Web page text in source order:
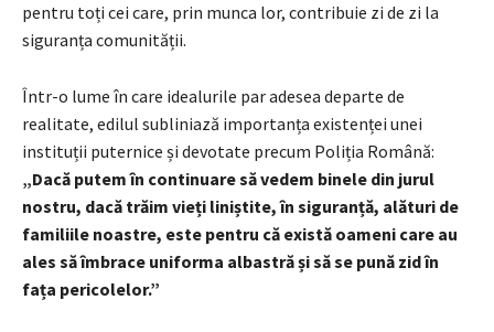
pentru toți cei care, prin munca lor, contribuie zi de zi la
siguranța comunității.
Într-o lume în care idealurile par adesea departe de
realitate, edilul subliniază importanța existenței unei
instituții puternice și devotate precum Poliția Română:
„Dacă putem în continuare să vedem binele din jurul
nostru, dacă trăim vieți liniștite, în siguranță, alături de
familiile noastre, este pentru că există oameni care au
ales să îmbrace uniforma albastră și să se pună zid în
fața pericolelor.”